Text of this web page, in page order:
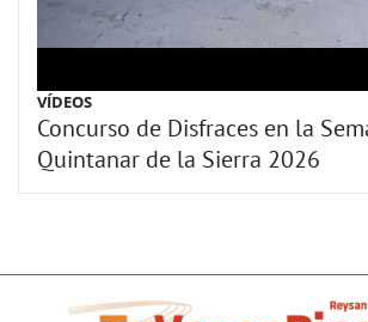
VÍDEOS
Concurso de Disfraces en la
Quintanar de la Sierra 2026